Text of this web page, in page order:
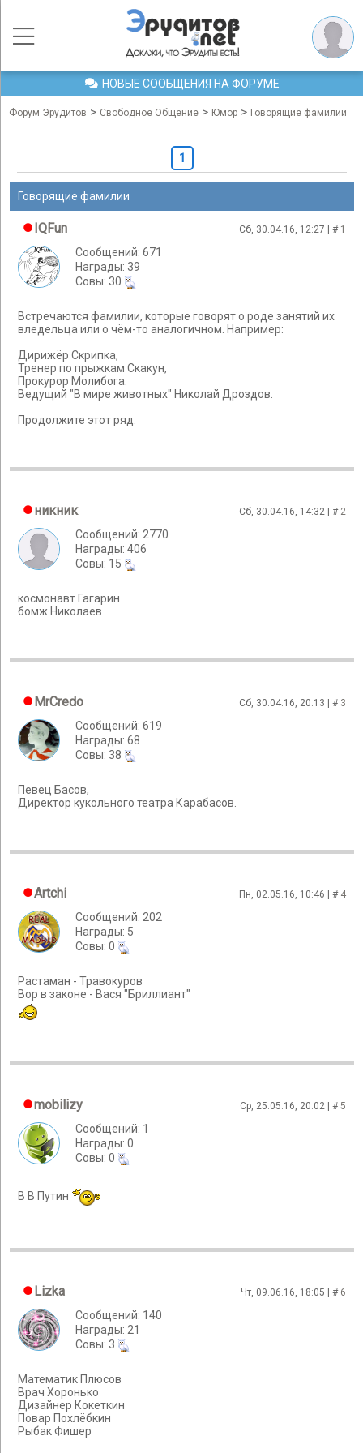
НОВЫЕ СООБЩЕНИЯ НА ФОРУМЕ
Форум Эрудитов > Свободное Общение > Юмор > Говорящие фамилии
1
Говорящие фамилии
IQFun Сб, 30.04.16, 12:27 | # 1
Сообщений: 671
Награды: 39
Cовы: 30
Встречаются фамилии, которые говорят о роде занятий их
вледельца или о чём-то аналогичном. Например:
Дирижёр Скрипка,
Тренер по прыжкам Скакун,
Прокурор Молибога.
Ведущий "В мире животных" Николай Дроздов.
Продолжите этот ряд.
никник Сб, 30.04.16, 14:32 | # 2
Сообщений: 2770
Награды: 406
Cовы: 15
космонавт Гагарин
бомж Николаев
MrCredo Сб, 30.04.16, 20:13 | # 3
Сообщений: 619
Награды: 68
Cовы: 38
Певец Басов,
Директор кукольного театра Карабасов.
Artchi Пн, 02.05.16, 10:46 | # 4
Сообщений: 202
Награды: 5
Cовы: 0
Растаман - Травокуров
Вор в законе - Вася "Бриллиант"
mobilizy Ср, 25.05.16, 20:02 | #5
Сообщений: 1
Награды: 0
Cовы: 0
В В Путин
Lizka Чт, 09.06.16, 18:05 | # 6
Сообщений: 140
Награды: 21
Cовы: 3
Математик Плюсов
Врач Хоронько
Дизайнер Кокеткин
Повар Похлёбкин
Рыбак Фишер